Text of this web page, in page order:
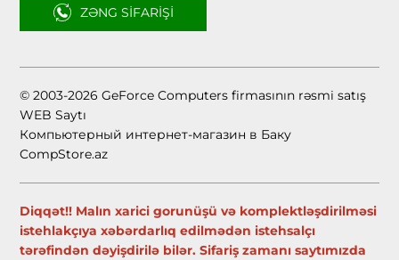
ZƏNG SIFARIŞI
© 2003-2026 GeForce Computers firmasının rəsmi satış
WEB Saytı
Компьютерный интернет-магазин в Баку
CompStore.az
Diqqət!! Malın xarici gorunüşü və komplektləşdirilməsi
istehlakçıya xəbərdarlıq edilmədən istehsalçı
tərəfindən dəyişdirilə bilər. Sifariş zamanı saytımızda